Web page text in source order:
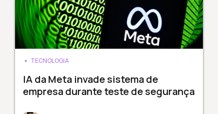
TECNOLOGIA
IA da Meta invade sistema de
empresa durante teste de segurança